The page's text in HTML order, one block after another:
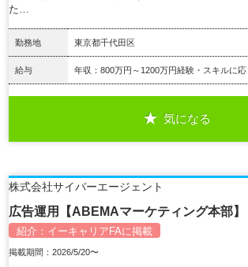
た…
勤務地 東京都千代田区
給与 年収：800万円～1200万円経験・スキルに
気になる
株式会社サイバーエージェント
広告運用【ABEMAマーケティング本部】
紹介： イーキャリアFAに掲載
掲載期間：2026/5/20〜